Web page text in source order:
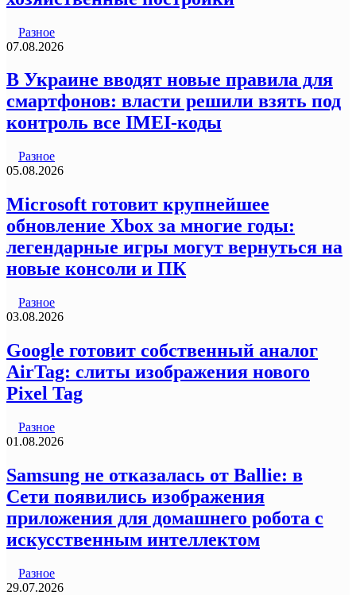
Разное
07.08.2026
В Украине вводят новые правила для
смартфонов: власти решили взять под
контроль все IMEI-коды
Разное
05.08.2026
Microsoft готовит крупнейшее
обновление Xbox за многие годы:
легендарные игры могут вернуться на
новые консоли и ПК
Разное
03.08.2026
Google готовит собственный аналог
AirTag: слиты изображения нового
Pixel Tag
Разное
01.08.2026
Samsung не отказалась от Ballie: в
Сети появились изображения
приложения для домашнего робота с
искусственным интеллектом
Разное
29.07.2026